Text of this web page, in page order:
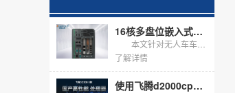
16核多盘位嵌入式无风扇工控机，适配无人车海量数据存储
了解详情
使用飞腾d2000cpu的国产工控机怎么选？